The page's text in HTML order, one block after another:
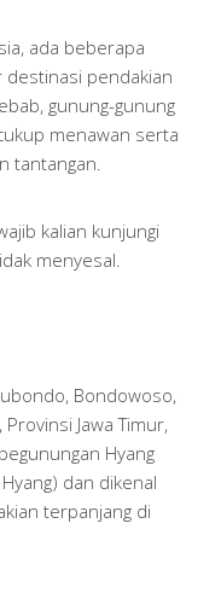
ada beberapa
destinasi pendakian
gunung-gunung
menawan serta
tantangan.
kalian kunjungi
menyesal.
Bondowoso,
Jawa Timur,
Hyang
dan dikenal
terpanjang di